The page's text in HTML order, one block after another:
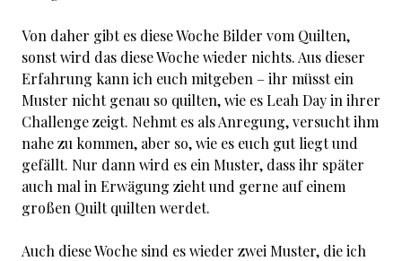
Von daher gibt es diese Woche Bilder vom Quilten,
sonst wird das diese Woche wieder nichts. Aus dieser
Erfahrung kann ich euch mitgeben – ihr müsst ein
Muster nicht genau so quilten, wie es Leah Day in ihrer
Challenge zeigt. Nehmt es als Anregung, versucht ihm
nahe zu kommen, aber so, wie es euch gut liegt und
gefällt. Nur dann wird es ein Muster, dass ihr später
auch mal in Erwägung zieht und gerne auf einem
großen Quilt quilten werdet.
Auch diese Woche sind es wieder zwei Muster, die ich